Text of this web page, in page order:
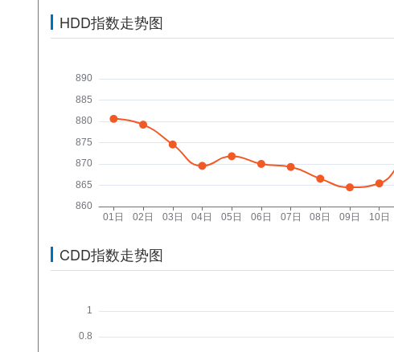
HDD指数走势图
CDD指数走势图